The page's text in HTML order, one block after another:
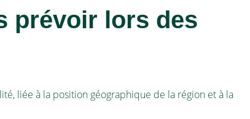
prévoir lors des
liée à la position géographique de la région et à la